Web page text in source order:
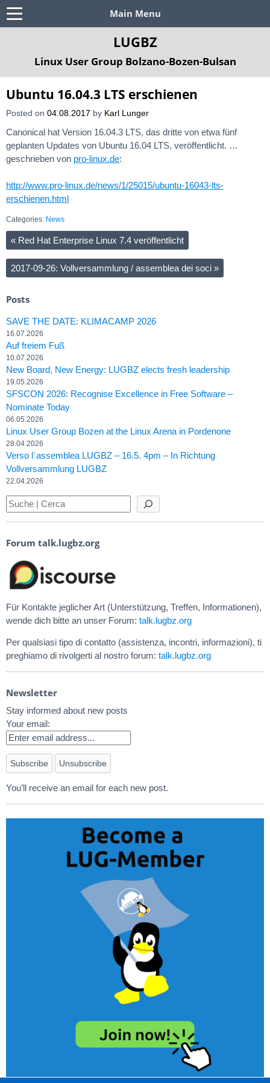
Main Menu
LUGBZ
Linux User Group Bolzano-Bozen-Bulsan
Ubuntu 16.04.3 LTS erschienen
Posted on 04.08.2017 by Karl Lunger
Canonical hat Version 16.04.3 LTS, das dritte von etwa fünf
geplanten Updates von Ubuntu 16.04 LTS, veröffentlicht. …
geschrieben von pro-linux.de:
http://www.pro-linux.de/news/1/25015/ubuntu-16043-lts-
erschienen.html
Categories: News
« Red Hat Enterprise Linux 7.4 veröffentlicht
2017-09-26: Vollversammlung / assemblea dei soci »
Posts
SAVE THE DATE: KLIMACAMP 2026
16.07.2026
Auf freiem Fuß
10.07.2026
New Board, New Energy: LUGBZ elects fresh leadership
19.05.2026
SFSCON 2026: Recognise Excellence in Free Software –
Nominate Today
06.05.2026
Linux User Group Bozen at the Linux Arena in Pordenone
28.04.2026
Verso l´assemblea LUGBZ – 16.5. 4pm – In Richtung
Vollversammlung LUGBZ
22.04.2026
Forum talk.lugbz.org
Für Kontakte jeglicher Art (Unterstützung, Treffen, Informationen),
wende dich bitte an unser Forum: talk.lugbz.org
Per qualsiasi tipo di contatto (assistenza, incontri, informazioni), ti
preghiamo di rivolgerti al nostro forum: talk.lugbz.org
Newsletter
Stay informed about new posts
Your email:
You’ll receive an email for each new post.